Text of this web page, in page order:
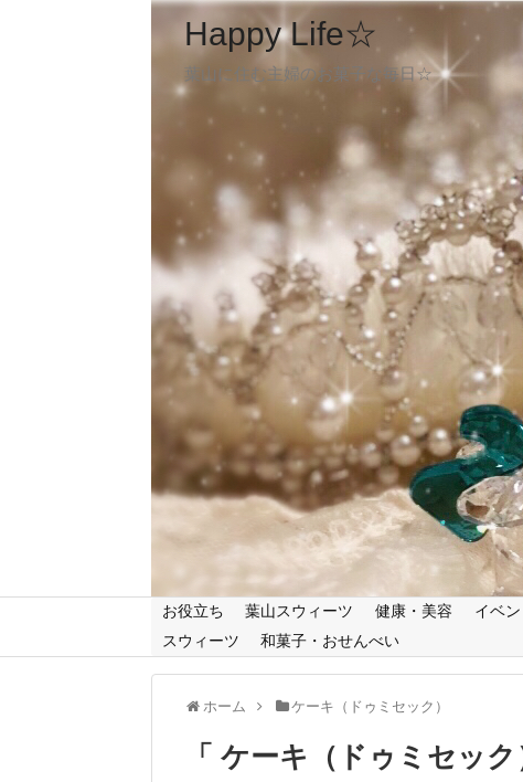
Happy Life☆
葉山に住む主婦のお菓子な毎日☆
お役立ち 葉山スウィーツ 健康・美容 イベン
スウィーツ
和菓子・おせんべい
ホーム ケーキ（ドゥミセック）
「 ケーキ（ドゥミセッ